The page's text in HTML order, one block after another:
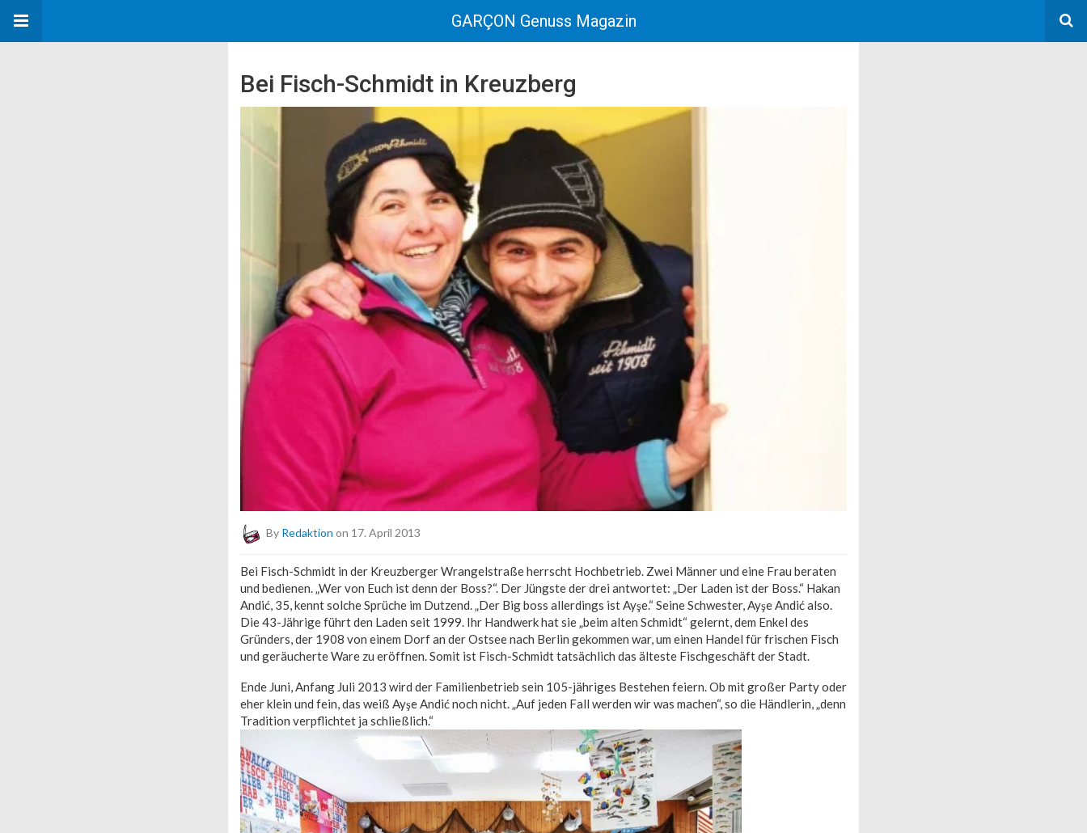
GARÇON Genuss Magazin
Bei Fisch-Schmidt in Kreuzberg
By Redaktion on 17. April 2013
Bei Fisch-Schmidt in der Kreuzberger Wrangelstraße herrscht Hochbetrieb. Zwei Männer und eine Frau beraten
und bedienen. „Wer von Euch ist denn der Boss?“. Der Jüngste der drei antwortet: „Der Laden ist der Boss.“ Hakan
Andić, 35, kennt solche Sprüche im Dutzend. „Der Big boss allerdings ist Ayşe.“ Seine Schwester, Ayşe Andić also.
Die 43-Jährige führt den Laden seit 1999. Ihr Handwerk hat sie „beim alten Schmidt“ gelernt, dem Enkel des
Gründers, der 1908 von einem Dorf an der Ostsee nach Berlin gekommen war, um einen Handel für frischen Fisch
und geräucherte Ware zu eröffnen. Somit ist Fisch-Schmidt tatsächlich das älteste Fischgeschäft der Stadt.
Ende Juni, Anfang Juli 2013 wird der Familienbetrieb sein 105-jähriges Bestehen feiern. Ob mit großer Party oder
eher klein und fein, das weiß Ayşe Andić noch nicht. „Auf jeden Fall werden wir was machen“, so die Händlerin, „denn
Tradition verpflichtet ja schließlich.“